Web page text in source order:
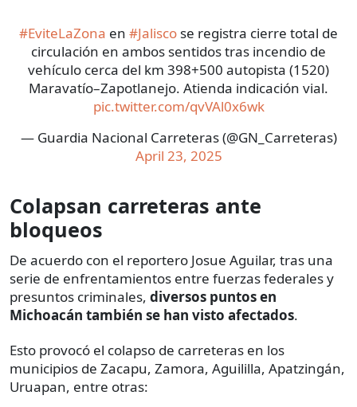
#EviteLaZona en #Jalisco se registra cierre total de
circulación en ambos sentidos tras incendio de
vehículo cerca del km 398+500 autopista (1520)
Maravatío–Zapotlanejo. Atienda indicación vial.
pic.twitter.com/qvVAl0x6wk
— Guardia Nacional Carreteras (@GN_Carreteras)
April 23, 2025
Colapsan carreteras ante
bloqueos
De acuerdo con el reportero Josue Aguilar, tras una
serie de enfrentamientos entre fuerzas federales y
presuntos criminales, diversos puntos en
Michoacán también se han visto afectados.
Esto provocó el colapso de carreteras en los
municipios de Zacapu, Zamora, Aguililla, Apatzingán,
Uruapan, entre otras: